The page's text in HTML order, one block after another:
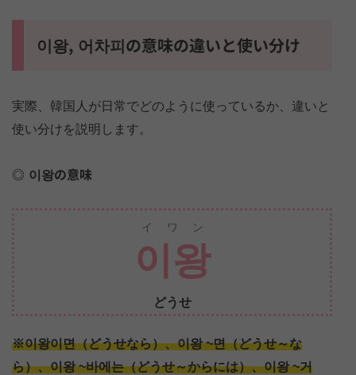
이왕, 어차피の意味の違いと使い分け
実際、韓国人が日常でどのように使っているか、違いと
使い分けを説明します。
이왕の意味
이왕
イワン
どうせ
※이왕이면（どうせなら）、이왕 ~면（どうせ～な
ら）、이왕 ~바에는（どうせ～からには）、이왕 ~거